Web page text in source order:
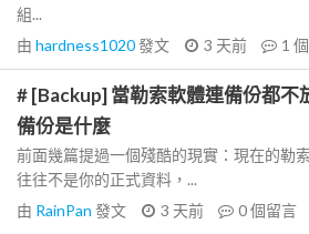
組...
由 hardness1020發文 3 天前 1
# [Backup] 當勒索軟體連備份都不
備份是什麼
前面幾篇提過一個殘酷的現實：現在的勒
往往不是你的正式資料，...
由 RainPan 發文 3 天前 0個留言